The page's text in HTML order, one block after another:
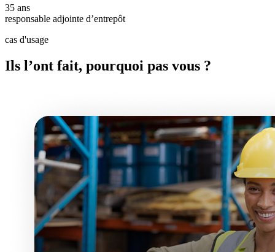
35 ans
responsable adjointe d’entrepôt
cas d'usage
Ils l’ont fait, pourquoi pas vous ?